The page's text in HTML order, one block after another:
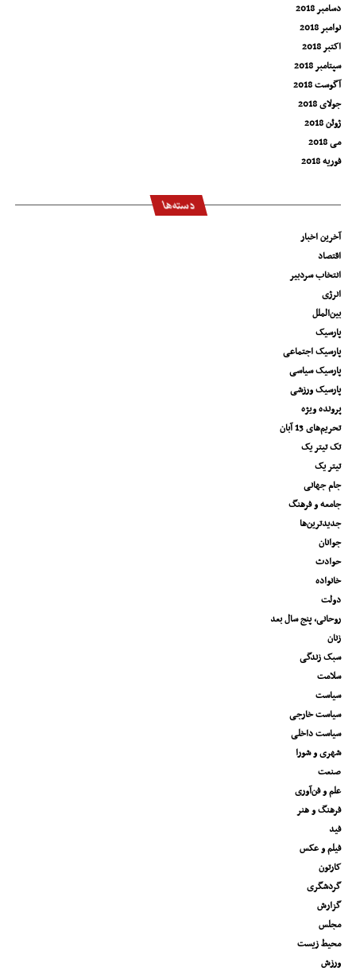
دسامبر 2018
نوامبر 2018
اکتبر 2018
سپتامبر 2018
آگوست 2018
جولای 2018
ژوئن 2018
می 2018
فوریه 2018
دسته‌ها
آخرین اخبار
اقتصاد
انتخاب سردبیر
انرژی
بین‌الملل
پارسیک
پارسیک اجتماعی
پارسیک سیاسی
پارسیک ورزشی
پرونده ویژه
تحریم‌های 13 آبان
تک تیتر یک
تیتر یک
جام جهانی
جامعه و فرهنگ
جدیدترین‌ها
جوانان
حوادث
خانواده
دولت
روحانی، پنج سال بعد
زنان
سبک زندگی
سلامت
سیاست
سیاست خارجی
سیاست داخلی
شهری و شورا
صنعت
علم و فن‌آوری
فرهنگ و هنر
فید
فیلم و عکس
کارتون
گردشگری
گزارش
مجلس
محیط زیست
ورزش